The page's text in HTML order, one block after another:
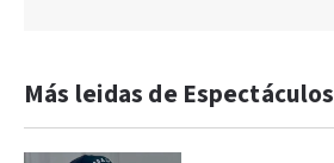
Más leidas de Espectáculos